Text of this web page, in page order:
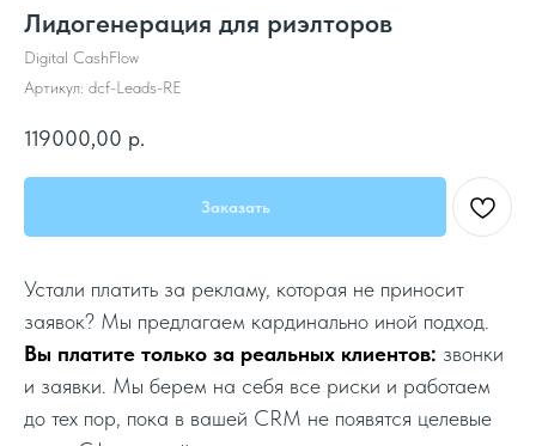
Лидогенерация для риэлторов
Digital CashFlow
Артикул: dcf-Leads-RE
119000,00 р.
Заказать
Устали платить за рекламу, которая не приносит
заявок? Мы предлагаем кардинально иной подход.
Вы платите только за реальных клиентов: звонки
и заявки. Мы берем на себя все риски и работаем
до тех пор, пока в вашей CRM не появятся целевые